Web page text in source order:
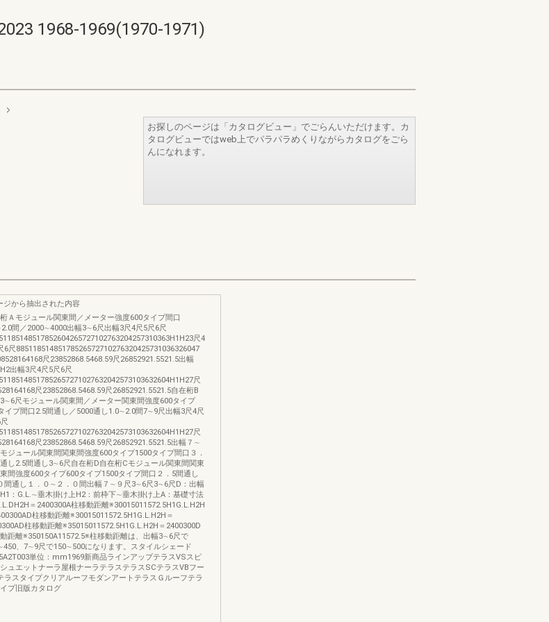
1968-1969(1970-1971)
お探しのページは「カタログビュー」でごらんいただけます。カ
タログビューではweb上でパラパラめくりながらカタログをごら
んになれます。
ジから抽出された内容
Ａモジュール関東間／メーター強度600タイプ間口
間／2000∼4000出幅3∼6尺出幅3尺4尺5尺6尺
尺4
6尺88511851485178526572710276320425731036326047
尺23852868.5468.59尺26852921.5521.5出幅
出幅3尺4尺5尺6尺
尺
尺23852868.5468.59尺26852921.5521.5自在桁B
尺モジュール関東間／メーター関東間強度600タイプ
イプ間口2.5間通し／5000通し1.0∼2.0間7∼9尺出幅3尺4尺
尺
尺23852868.5468.59尺26852921.5521.5出幅７∼
ジュール関東間関東間強度600タイプ1500タイプ間口３．
し2.5間通し3∼6尺自在桁D自在桁Cモジュール関東間関東
間強度600タイプ600タイプ1500タイプ間口２．5間通し
間通し１．０∼２．０間出幅７∼９尺3∼6尺3∼6尺D：出幅
：G.L.∼垂木掛け上H2：前枠下∼垂木掛け上A：基礎寸法
＝2400300A柱移動距離※30015011572.5H1G.L.H2H
柱移動距離※30015011572.5H1G.L.H2H＝
柱移動距離※35015011572.5H1G.L.H2H＝2400300D
距離※350150A11572.5※柱移動距離は、出幅3∼6尺で
、7∼9尺で150∼500になります。スタイルシェード
単位：mm1969新商品ラインアップテラスVSスピ
ュエットナーラ屋根ナーラテラステラスSCテラスVBフー
ラスタイプクリアルーフモダンアートテラスＧルーフテラ
プ旧版カタログ